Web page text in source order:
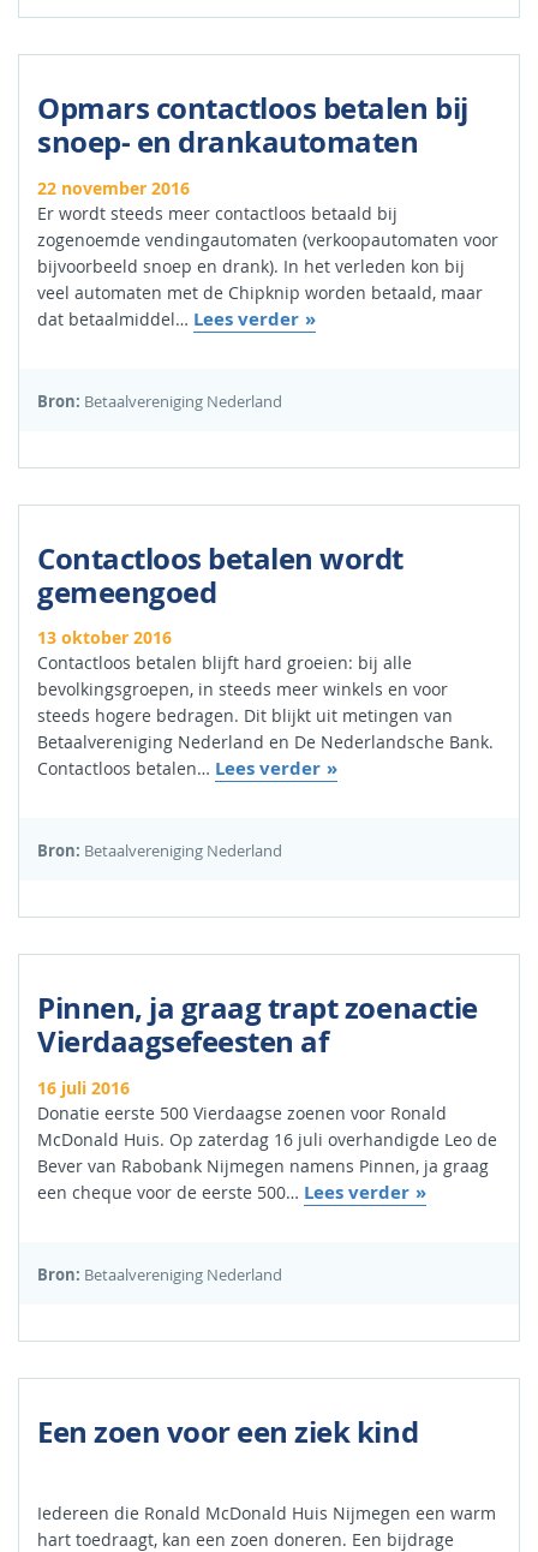
Opmars contactloos betalen bij
snoep- en drankautomaten
22 november 2016
Er wordt steeds meer contactloos betaald bij
zogenoemde vendingautomaten (verkoopautomaten voor
bijvoorbeeld snoep en drank). In het verleden kon bij
veel automaten met de Chipknip worden betaald, maar
dat betaalmiddel… Lees verder
Bron: Betaalvereniging Nederland
Contactloos betalen wordt
gemeengoed
13 oktober 2016
Contactloos betalen blijft hard groeien: bij alle
bevolkingsgroepen, in steeds meer winkels en voor
steeds hogere bedragen. Dit blijkt uit metingen van
Betaalvereniging Nederland en De Nederlandsche Bank.
Contactloos betalen… Lees verder
Bron: Betaalvereniging Nederland
Pinnen, ja graag trapt zoenactie
Vierdaagsefeesten af
16 juli 2016
Donatie eerste 500 Vierdaagse zoenen voor Ronald
McDonald Huis. Op zaterdag 16 juli overhandigde Leo de
Bever van Rabobank Nijmegen namens Pinnen, ja graag
een cheque voor de eerste 500… Lees verder
Bron: Betaalvereniging Nederland
Een zoen voor een ziek kind
Iedereen die Ronald McDonald Huis Nijmegen een warm
hart toedraagt, kan een zoen doneren. Een bijdrage